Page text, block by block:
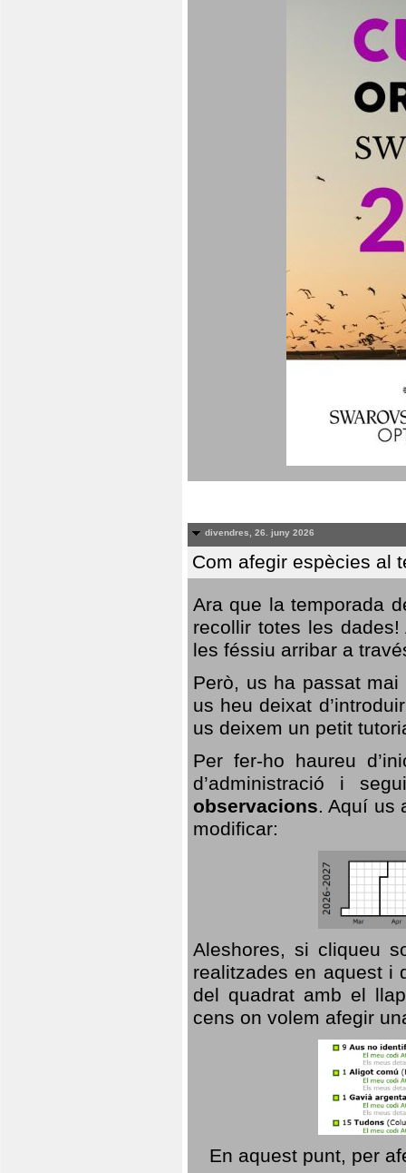
divendres, 26. juny 2026
Com afegir espècies al
Ara que la temporada
recollir totes les
les féssiu arribar a
Però, us ha passat
us heu deixat
us deixem un petit
Per fer-ho haureu
d’administració i
observacions. Aquí us
modificar:
Aleshores, si cliqueu
realitzades en aquest i
del quadrat amb el
cens on volem afegir
En aquest punt, per